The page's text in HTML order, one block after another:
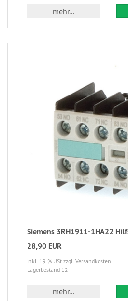
mehr...
Siemens 3RH1911-1HA22
28,90 EUR
inkl. 19 % USt zzgl. Versandkosten
Lagerbestand 12
mehr...